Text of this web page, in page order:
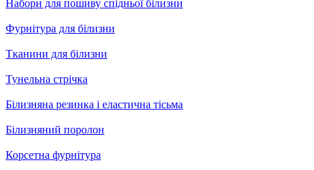
Набори для пошиву спідньої білизни
Фурнітура для білизни
Тканини для білизни
Тунельна стрічка
Білизняна резинка і еластична тісьма
Білизняний поролон
Корсетна фурнітура